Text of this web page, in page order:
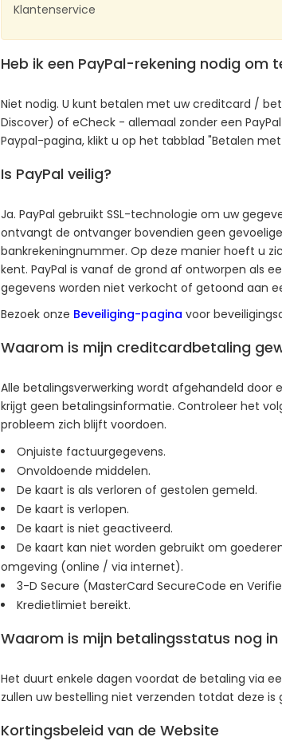
Klantenservice
Heb ik een PayPal-rekening nodig om
Niet nodig. U kunt betalen met uw creditcard /
Discover) of eCheck - allemaal zonder een
Paypal-pagina, klikt u op het tabblad "Betalen
Is PayPal veilig?
Ja. PayPal gebruikt SSL-technologie om uw
ontvangt de ontvanger bovendien geen
bankrekeningnummer. Op deze manier hoeft u
kent. PayPal is vanaf de grond af ontworpen als
gegevens worden niet verkocht of getoond aan
Bezoek onze Beveiliging-pagina voor
Waarom is mijn creditcardbetaling
Alle betalingsverwerking wordt afgehandeld door
krijgt geen betalingsinformatie. Controleer het
probleem zich blijft voordoen.
Onjuiste factuurgegevens.
Onvoldoende middelen.
De kaart is als verloren of gestolen gemeld.
De kaart is verlopen.
De kaart is niet geactiveerd.
De kaart kan niet worden gebruikt om
omgeving (online / via internet).
3-D Secure (MasterCard SecureCode en
Kredietlimiet bereikt.
Waarom is mijn betalingsstatus nog in
Het duurt enkele dagen voordat de betaling via
zullen uw bestelling niet verzenden totdat deze is
Kortingsbeleid van de Website